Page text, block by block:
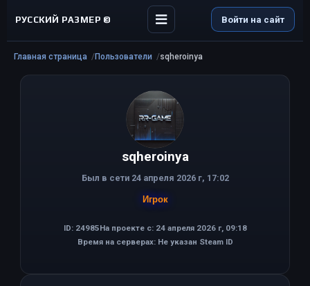
РУССКИЙ РАЗМЕР © Войти на сайт
Главная страница Пользователи sqheroinya
sqheroinya
Был в сети 24 апреля 2026 г, 17:02
Игрок
ID: 24985На проекте с: 24 апреля 2026 г, 09:18
Время на серверах: Не указан Steam ID